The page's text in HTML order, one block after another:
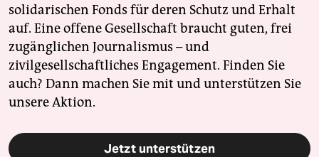
solidarischen Fonds für deren Schutz und Erhalt
auf. Eine offene Gesellschaft braucht guten, frei
zugänglichen Journalismus – und
zivilgesellschaftliches Engagement. Finden Sie
auch? Dann machen Sie mit und unterstützen Sie
unsere Aktion.
Jetzt unterstützen